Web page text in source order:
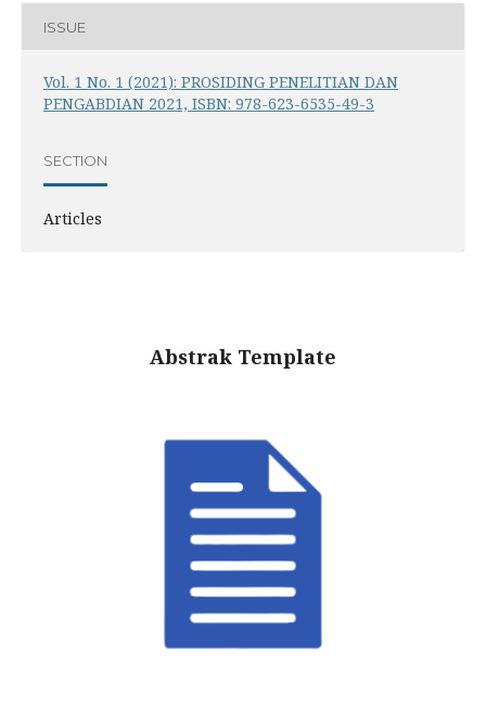
ISSUE
Vol. 1 No. 1 (2021): PROSIDING PENELITIAN DAN
PENGABDIAN 2021, ISBN: 978-623-6535-49-3
SECTION
Articles
Abstrak Template